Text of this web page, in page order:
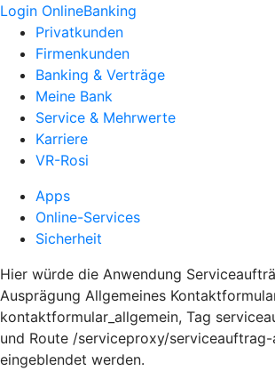
Login OnlineBanking
Privatkunden
Firmenkunden
Banking & Verträge
Meine Bank
Service & Mehrwerte
Karriere
VR-Rosi
Apps
Online-Services
Sicherheit
Hier würde die Anwendung
Ausprägung Allgemeines
kontaktformular_allgemein, Tag
und Route /serviceproxy/
eingeblendet werden.